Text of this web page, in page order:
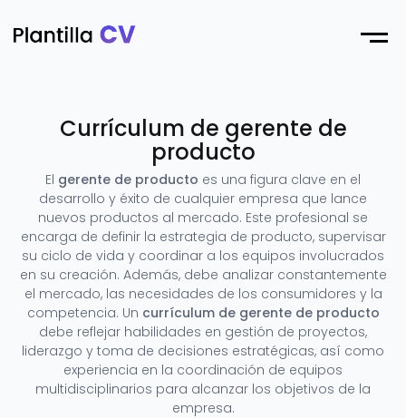
Menu
Currículum de gerente de
producto
El gerente de producto es una figura clave en el
desarrollo y éxito de cualquier empresa que lance
nuevos productos al mercado. Este profesional se
encarga de definir la estrategia de producto, supervisar
su ciclo de vida y coordinar a los equipos involucrados
en su creación. Además, debe analizar constantemente
el mercado, las necesidades de los consumidores y la
competencia. Un currículum de gerente de producto
debe reflejar habilidades en gestión de proyectos,
liderazgo y toma de decisiones estratégicas, así como
experiencia en la coordinación de equipos
multidisciplinarios para alcanzar los objetivos de la
empresa.